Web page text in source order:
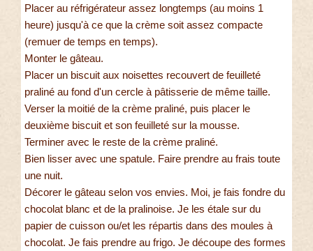
Placer au réfrigérateur assez longtemps (au moins 1
heure) jusqu'à ce que la crème soit assez compacte
(remuer de temps en temps).
Monter le gâteau.
Placer un biscuit aux noisettes recouvert de feuilleté
praliné au fond d'un cercle à pâtisserie de même taille.
Verser la moitié de la crème praliné, puis placer le
deuxième biscuit et son feuilleté sur la mousse.
Terminer avec le reste de la crème praliné.
Bien lisser avec une spatule. Faire prendre au frais toute
une nuit.
Décorer le gâteau selon vos envies. Moi, je fais fondre du
chocolat blanc et de la pralinoise. Je les étale sur du
papier de cuisson ou/et les répartis dans des moules à
chocolat. Je fais prendre au frigo. Je découpe des formes